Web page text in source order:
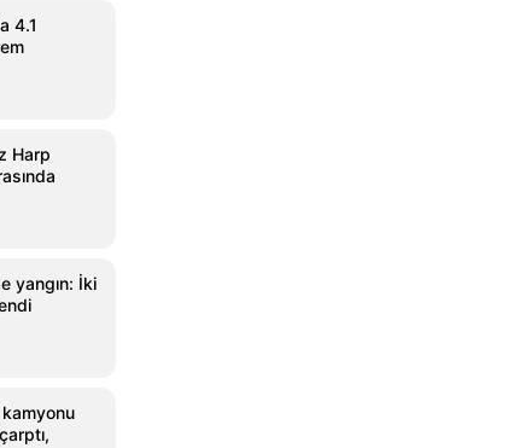
4.1
Harp
yangın: İki